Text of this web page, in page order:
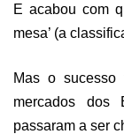
E acabou com
mesa’ (a
Mas o
mercados dos
passaram a ser